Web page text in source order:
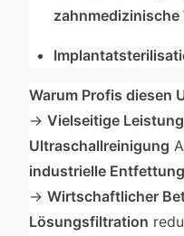
zahnmedizinische
Warum Profis diesen
→ Vielseitige
Ultraschallreinigung
industrielle Entfettung
→ Wirtschaftlicher
Lösungsfiltration